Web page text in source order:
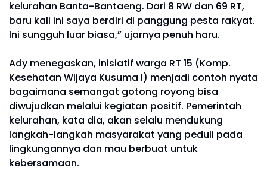
kelurahan Banta-Bantaeng. Dari 8 RW dan 69 RT,
baru kali ini saya berdiri di panggung pesta rakyat.
Ini sungguh luar biasa,” ujarnya penuh haru.
Ady menegaskan, inisiatif warga RT 15 (Komp.
Kesehatan Wijaya Kusuma I) menjadi contoh nyata
bagaimana semangat gotong royong bisa
diwujudkan melalui kegiatan positif. Pemerintah
kelurahan, kata dia, akan selalu mendukung
langkah-langkah masyarakat yang peduli pada
lingkungannya dan mau berbuat untuk
kebersamaan.